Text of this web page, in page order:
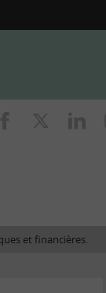
et financières.